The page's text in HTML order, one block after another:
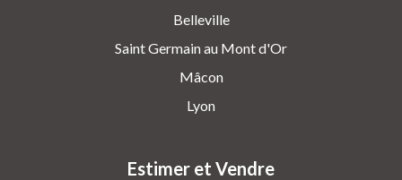
Belleville
Saint Germain au Mont d'Or
Mâcon
Lyon
Estimer et Vendre